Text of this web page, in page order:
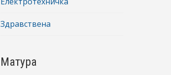
Здравствена
Матура